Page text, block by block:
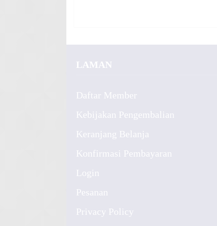
LAMAN
Daftar Member
Kebijakan Pengembalian
Keranjang Belanja
Konfirmasi Pembayaran
Login
Pesanan
Privacy Policy